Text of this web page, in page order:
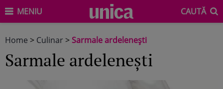
MENIU CAUTĂ
Home > Culinar > Sarmale ardeleneşti
Sarmale ardeleneşti